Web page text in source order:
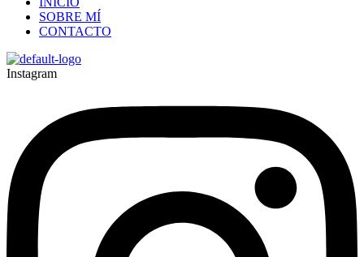
SOBRE MÍ
CONTACTO
Instagram